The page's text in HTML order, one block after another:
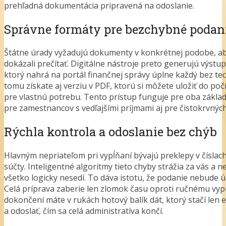
prehľadná dokumentácia pripravená na odoslanie.
Správne formáty pre bezchybné
Štátne úrady vyžadujú dokumenty v konkrétnej podobe,
dokázali prečítať. Digitálne nástroje preto generujú
ktorý nahrá na portál finančnej správy úplne každý bez
tomu získate aj verziu v PDF, ktorú si môžete uložiť do
pre vlastnú potrebu. Tento prístup funguje pre oba
pre zamestnancov s vedľajšími príjmami aj pre
Rýchla kontrola a odoslanie bez chýb
Hlavným nepriateľom pri vypĺňaní bývajú preklepy v
súčty. Inteligentné algoritmy tieto chyby strážia za vás a
všetko logicky nesedí. To dáva istotu, že podanie nebude
Celá príprava zaberie len zlomok času oproti ručnému
dokončení máte v rukách hotový balík dát, ktorý stačí len
a odoslať, čím sa celá administratíva končí.